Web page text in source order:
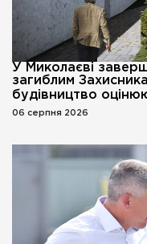
У Миколаєві
загиблим
будівництво
06 серпня 2026